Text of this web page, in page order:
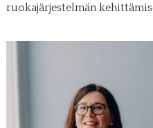
ruokajärjestelmän